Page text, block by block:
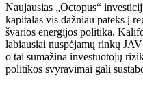
Naujausias „Octopus“
kapitalas vis dažniau pateks į
švarios energijos politika.
labiausiai nuspėjamų rinkų
o tai sumažina investuotojų
politikos svyravimai gali